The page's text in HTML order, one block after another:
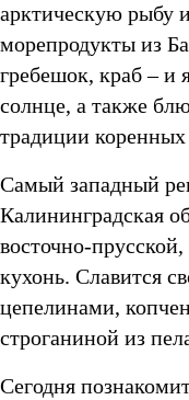
арктическую рыбу
морепродукты из
гребешок, краб – и
солнце, а также
традиции коренных
Самый западный
Калининградская
восточно-
кухонь. Славится
цепелинами,
строганиной из
Сегодня